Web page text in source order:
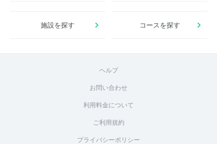
施設を探す コースを探す
ヘルプ
お問い合わせ
利用料金について
ご利用規約
プライバシーポリシー